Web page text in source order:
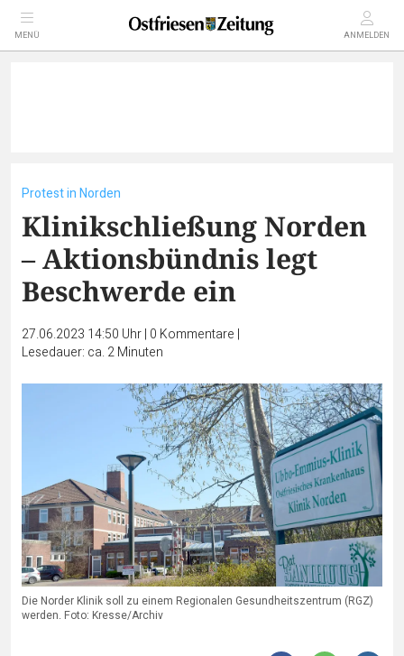
MENÜ ANMELDEN
Protest in Norden
Klinikschließung Norden
– Aktionsbündnis legt
Beschwerde ein
27.06.2023 14:50 Uhr| 0 Kommentare |
Lesedauer: ca. 2 Minuten
Die Norder Klinik soll zu einem Regionalen Gesundheitszentrum (RGZ)
werden. Foto: Kresse/Archiv